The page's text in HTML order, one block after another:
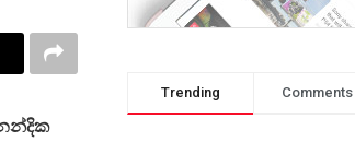
Trending Comments